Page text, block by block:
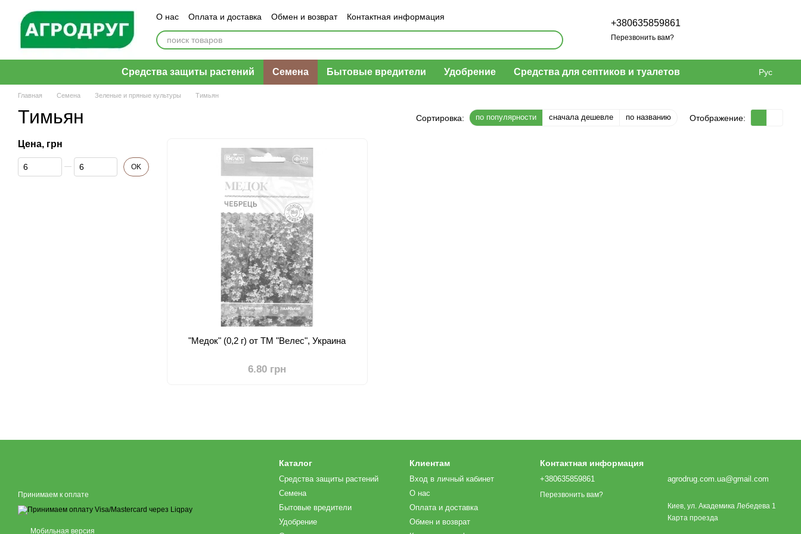
Перейти к основному контенту
О нас Оплата и доставка Обмен и возврат
Контактная информация
Пользовательское соглашение
Отзывы о магазине
+380635859861
Перезвонить вам?
Средства защиты растений Семена Бытовые вредители Удобрение Средства для септиков и туалетов Рус
Главная Семена Зеленые и пряные культуры Тимьян
Тимьян Сортировка: по популярности сначала дешевле по названию Отображение:
"Медок" (0,2 г) от ТМ "Велес", Украина
6.80 грн
Цена, грн
От Цена, грн
До Цена, грн OK
Принимаем к оплате
Мобильная версия
Каталог
Средства защиты растений
Семена
Бытовые вредители
Удобрение
Клиентам
Вход в личный кабинет
О нас
Оплата и доставка
Обмен и возврат
Контактная информация
+380635859861
Перезвонить вам?
agrodrug.com.ua@gmail.com
Киев, ул. Академика Лебедева 1
Карта проезда